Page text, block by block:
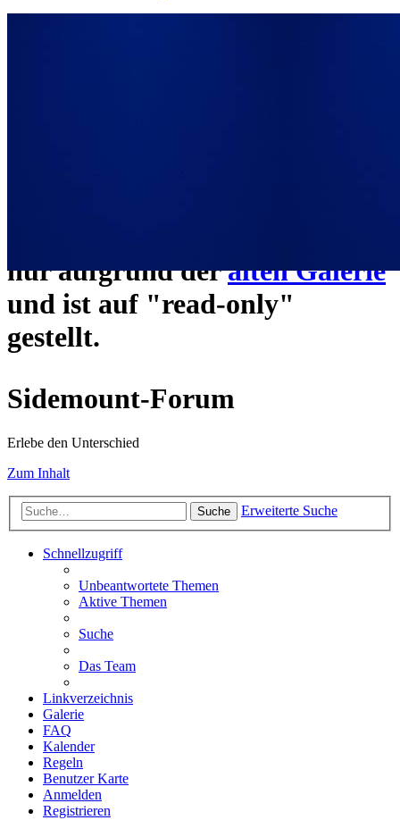
nur aufgrund deralten Galerie
und ist auf "read-only"
gestellt.
Sidemount-Forum
Erlebe den Unterschied
Zum Inhalt
Suche Erweiterte Suche
Schnellzugriff
Unbeantwortete Themen
Aktive Themen
Suche
Das Team
Linkverzeichnis
Galerie
FAQ
Kalender
Regeln
Benutzer Karte
Anmelden
Registrieren